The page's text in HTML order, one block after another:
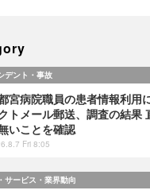
デント・事故
宮病院職員の患者情報利用
トメール郵送、調査の結果
いことを確認
Fri 8:05
サービス・業界動向